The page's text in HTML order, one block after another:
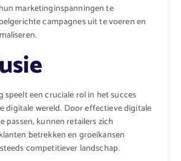
marketinginspanningen te
campagnes uit te voeren en
speelt een cruciale rol in het succes
digitale wereld. Door effectieve digitale
passen, kunnen retailers zich
betrekken en groeikansen
competitiever landschap.